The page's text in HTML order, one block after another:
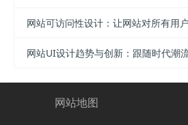
网站可访问性设计：让网站对所有用
网站UI设计趋势与创新：跟随时代潮
网站地图